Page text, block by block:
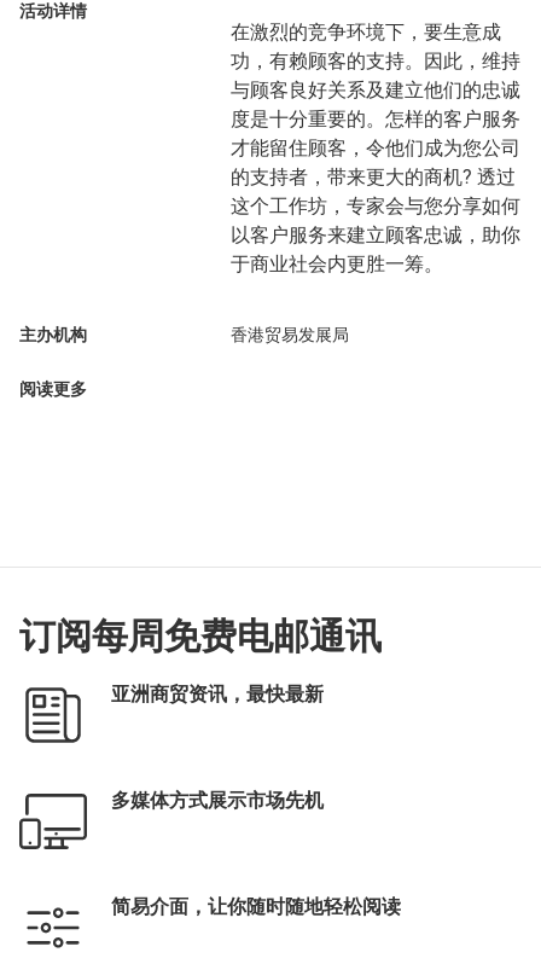
活动详情
在激烈的竞争环境下，要生意成
功，有赖顾客的支持。因此，维持
与顾客良好关系及建立他们的忠诚
度是十分重要的。怎样的客户服务
才能留住顾客，令他们成为您公司
的支持者，带来更大的商机? 透过
这个工作坊，专家会与您分享如何
以客户服务来建立顾客忠诚，助你
于商业社会内更胜一筹。
主办机构 香港贸易发展局
阅读更多
订阅每周免费电邮通讯
亚洲商贸资讯，最快最新
多媒体方式展示市场先机
简易介面，让你随时随地轻松阅读